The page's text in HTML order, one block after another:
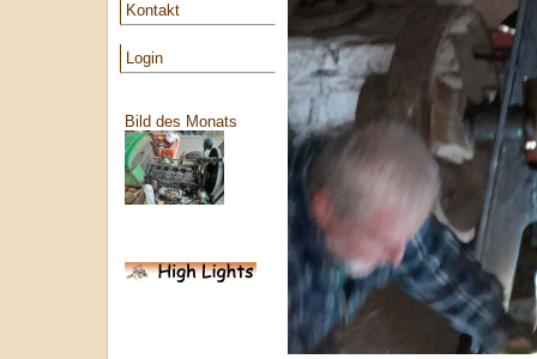
Kontakt
Login
Bild des Monats